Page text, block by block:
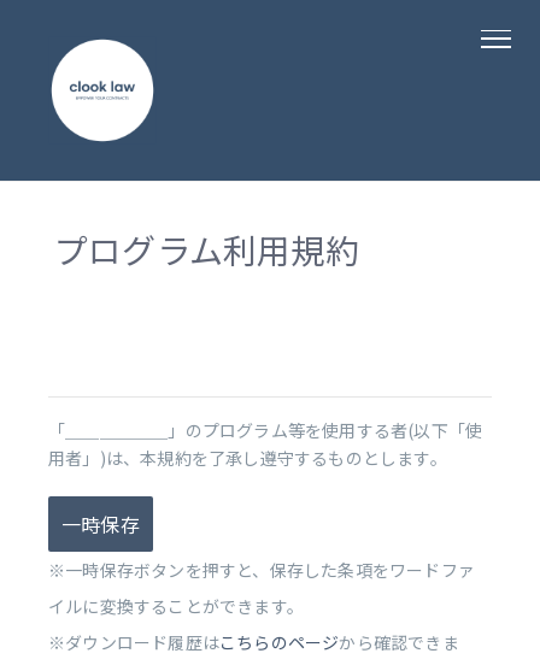
プログラム利用規約
「＿＿＿＿＿＿」のプログラム等を使用する者(以下「使
用者」)は、本規約を了承し遵守するものとします。
一時保存
※一時保存ボタンを押すと、保存した条項をワードファ
イルに変換することができます。
※ダウンロード履歴はこちらのページから確認できま